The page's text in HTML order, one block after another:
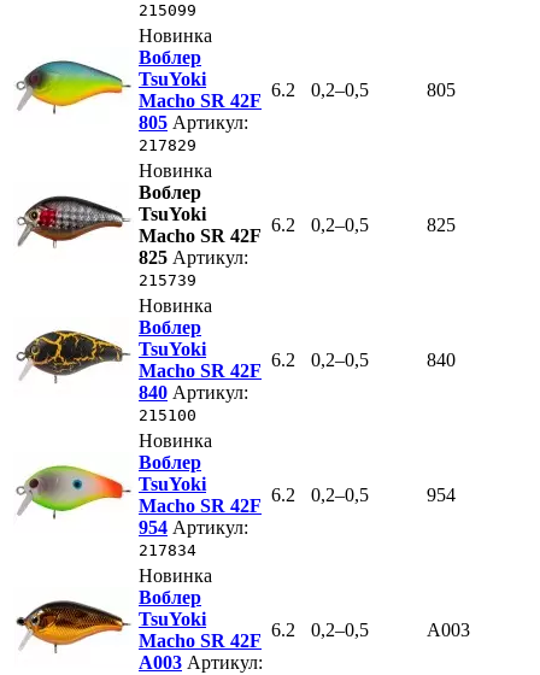
215099
Новинка
Воблер
TsuYoki
Macho SR 42F
805 Артикул:
217829
6.2 0,2–0,5 805
Новинка
Воблер
TsuYoki
Macho SR 42F
825 Артикул:
215739
6.2 0,2–0,5 825
Новинка
Воблер
TsuYoki
Macho SR 42F
840 Артикул:
215100
6.2 0,2–0,5 840
Новинка
Воблер
TsuYoki
Macho SR 42F
954 Артикул:
217834
6.2 0,2–0,5 954
Новинка
Воблер
TsuYoki
Macho SR 42F
A003 Артикул:
6.2 0,2–0,5 A003